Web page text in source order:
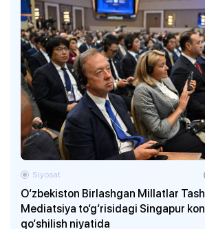
O‘zbekiston Birlashgan Millatlar
Mediatsiya to‘g‘risidagi Singapur
qo‘shilish niyatida
Siyosat